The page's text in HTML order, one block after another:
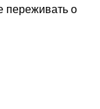
переживать о